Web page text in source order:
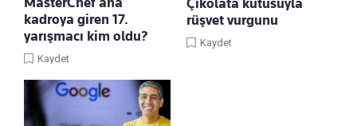
kadroya giren 17.
yarışmacı kim oldu?
Kaydet
Çikolata kutusuyla
rüşvet vurgunu
Kaydet